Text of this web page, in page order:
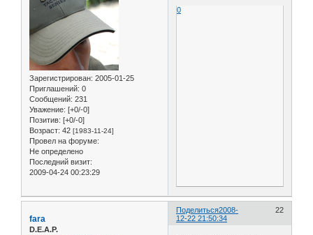
Зарегистрирован: 2005-01-25
Приглашений: 0
Сообщений: 231
Уважение: [+0/-0]
Позитив: [+0/-0]
Возраст: 42 [1983-11-24]
Провел на форуме:
Не определено
Последний визит:
2009-04-24 00:23:29
0
Поделиться 22
2008-
12-22 21:50:34
fara
D.E.A.P.